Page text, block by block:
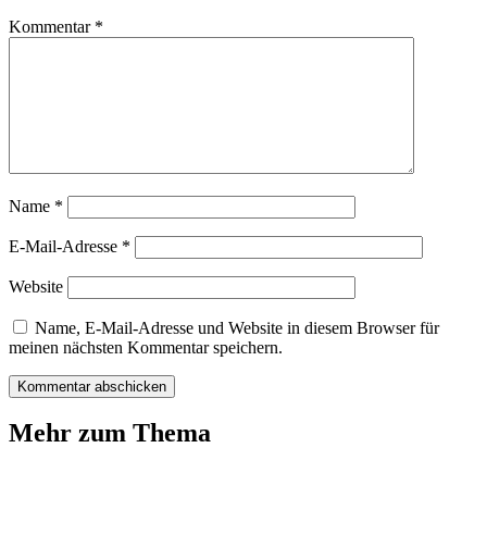
Kommentar *
Name *
E-Mail-Adresse *
Website
Name, E-Mail-Adresse und Website in diesem Browser für
meinen nächsten Kommentar speichern.
Mehr zum Thema